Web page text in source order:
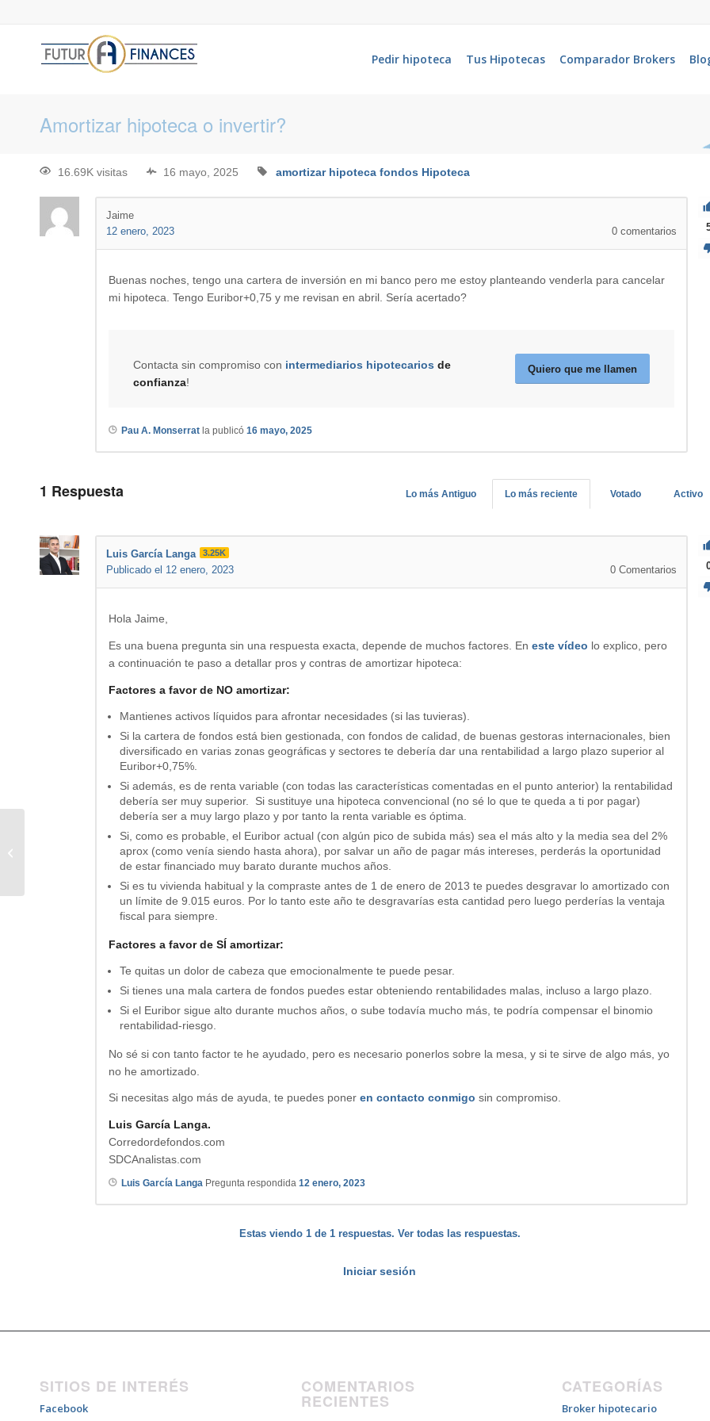
Pedir hipoteca Tus Hipotecas Comparador Brokers
Amortizar hipoteca o invertir?
16.69K visitas 16 mayo, 2025 amortizar hipoteca fondos Hipoteca
Jaime
12 enero, 2023
0 comentarios
Buenas noches, tengo una cartera de inversión en mi banco pero me estoy planteando venderla para cancelar
mi hipoteca. Tengo Euribor+0,75 y me revisan en abril. Sería acertado?
Contacta sin compromiso con intermediarios hipotecarios de
confianza!
Quiero que me llamen
Pau A. Monserrat la publicó 16 mayo, 2025
1 Respuesta Activo
Votado
Lo más reciente
Lo más Antiguo
Luis García Langa 3.25K
Publicado el 12 enero, 2023 0 Comentarios
Hola Jaime,
Es una buena pregunta sin una respuesta exacta, depende de muchos factores. En este vídeo lo explico, pero
a continuación te paso a detallar pros y contras de amortizar hipoteca:
Factores a favor de NO amortizar:
Mantienes activos líquidos para afrontar necesidades (si las tuvieras).
Si la cartera de fondos está bien gestionada, con fondos de calidad, de buenas gestoras internacionales, bien
diversificado en varias zonas geográficas y sectores te debería dar una rentabilidad a largo plazo superior al
Euribor+0,75%.
Si además, es de renta variable (con todas las características comentadas en el punto anterior) la rentabilidad
debería ser muy superior. Si sustituye una hipoteca convencional (no sé lo que te queda a ti por pagar)
debería ser a muy largo plazo y por tanto la renta variable es óptima.
Si, como es probable, el Euribor actual (con algún pico de subida más) sea el más alto y la media sea del 2%
aprox (como venía siendo hasta ahora), por salvar un año de pagar más intereses, perderás la oportunidad
de estar financiado muy barato durante muchos años.
Si es tu vivienda habitual y la compraste antes de 1 de enero de 2013 te puedes desgravar lo amortizado con
un límite de 9.015 euros. Por lo tanto este año te desgravarías esta cantidad pero luego perderías la ventaja
fiscal para siempre.
Factores a favor de SÍ amortizar:
Te quitas un dolor de cabeza que emocionalmente te puede pesar.
Si tienes una mala cartera de fondos puedes estar obteniendo rentabilidades malas, incluso a largo plazo.
Si el Euribor sigue alto durante muchos años, o sube todavía mucho más, te podría compensar el binomio
rentabilidad-riesgo.
No sé si con tanto factor te he ayudado, pero es necesario ponerlos sobre la mesa, y si te sirve de algo más, yo
no he amortizado.
Si necesitas algo más de ayuda, te puedes poner en contacto conmigo sin compromiso.
Luis García Langa.
Corredordefondos.com
SDCAnalistas.com
Luis García Langa Pregunta respondida 12 enero, 2023
Estas viendo 1 de 1 respuestas. Ver todas las respuestas.
Iniciar sesión
SITIOS DE INTERÉS
Facebook
COMENTARIOS
RECIENTES
CATEGORÍAS
Broker hipotecario